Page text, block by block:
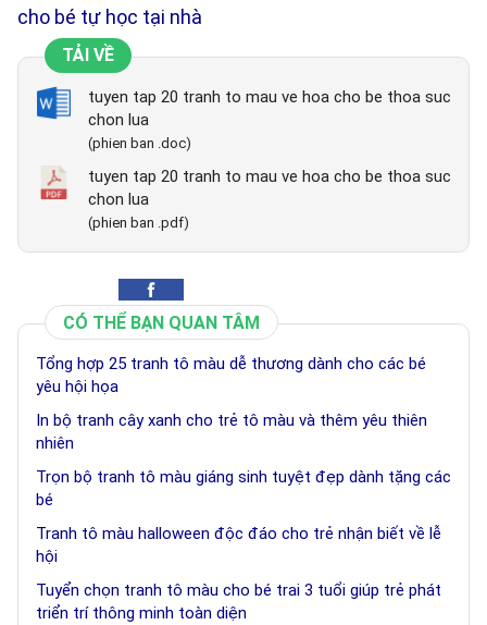
cho bé tự học tại nhà
TẢI VỀ
tuyen tap 20 tranh to mau ve hoa cho be thoa suc
chon lua
(phien ban .doc)
tuyen tap 20 tranh to mau ve hoa cho be thoa suc
chon lua
(phien ban .pdf)
CÓ THỂ BẠN QUAN TÂM
Tổng hợp 25 tranh tô màu dễ thương dành cho các bé
yêu hội họa
In bộ tranh cây xanh cho trẻ tô màu và thêm yêu thiên
nhiên
Trọn bộ tranh tô màu giáng sinh tuyệt đẹp dành tặng các
bé
Tranh tô màu halloween độc đáo cho trẻ nhận biết về lễ
hội
Tuyển chọn tranh tô màu cho bé trai 3 tuổi giúp trẻ phát
triển trí thông minh toàn diện